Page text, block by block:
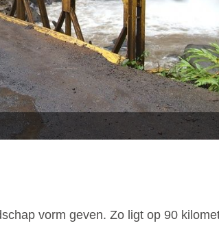
vorm geven. Zo ligt op 90